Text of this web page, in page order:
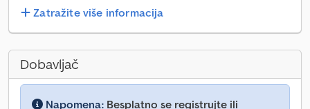
Zatražite više informacija
Dobavljač
Napomena: Besplatno se registrujte ili